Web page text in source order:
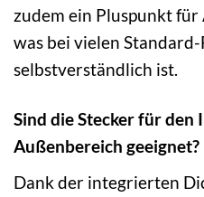
zudem ein Pluspunkt
was bei vielen
selbstverständlich ist.
Sind die Stecker für den
Außenbereich geeignet?
Dank der integrierten